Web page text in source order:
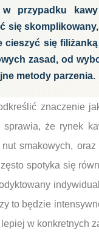
przypadku
się
się filiżanką
zasad, od
metody parzenia.
znaczenie
że rynek
smakowych,
spotyka się
to będzie
w konkretnych